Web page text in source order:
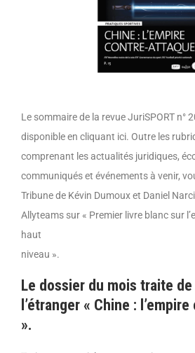
Le sommaire de la revue JuriSPORT n°
disponible en cliquant ici. Outre les
comprenant les actualités juridiques,
communiqués et événements à venir,
Tribune de Kévin Dumoux et Daniel
Allyteams sur « Premier livre blanc sur
haut
niveau ».
Le dossier du mois traite
l’étranger « Chine :
».